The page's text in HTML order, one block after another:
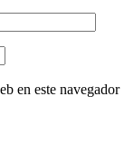
en este navegador